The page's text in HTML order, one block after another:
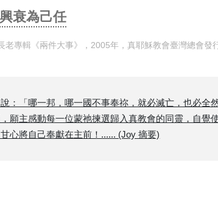
衰為己任
老專輯《兩件大事》，2005年，真耶穌教會臺灣總會
說：「哪一邦，哪一國不事奉祢，就必滅亡，也必
願主感動每一位蒙祂揀選歸入真教會的同靈，自
心將自己奉獻在主前！...... (Joy 摘要)